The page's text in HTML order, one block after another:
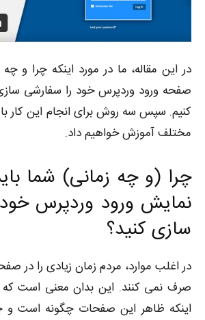
در این مقاله، ما در مورد اینکه چرا و
صفحه ورود وردپرس خود را سفارشی
کنیم. سپس سه روش برای انجام این کار با
مختلف آموزش خواهیم داد.
چرا (و چه زمانی) شما
نمایش ورود وردپرس
سازی کنید؟
در اغلب موارد، مردم زمان زیادی را در
صرف نمی کنند. این بدان معنی است که
اینکه ظاهر این صفحات چگونه است و چه